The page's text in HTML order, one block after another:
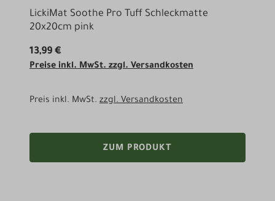
LickiMat Soothe Pro Tuff Schleckmatte
20x20cm pink
13,99 €
Preise inkl. MwSt. zzgl. Versandkosten
Preis inkl. MwSt. zzgl. Versandkosten
ZUM PRODUKT